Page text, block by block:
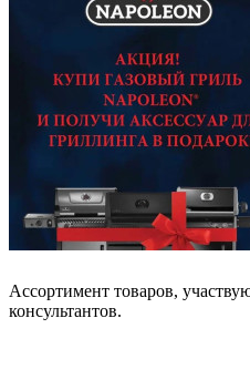
Ассортимент товаров,
консультантов.